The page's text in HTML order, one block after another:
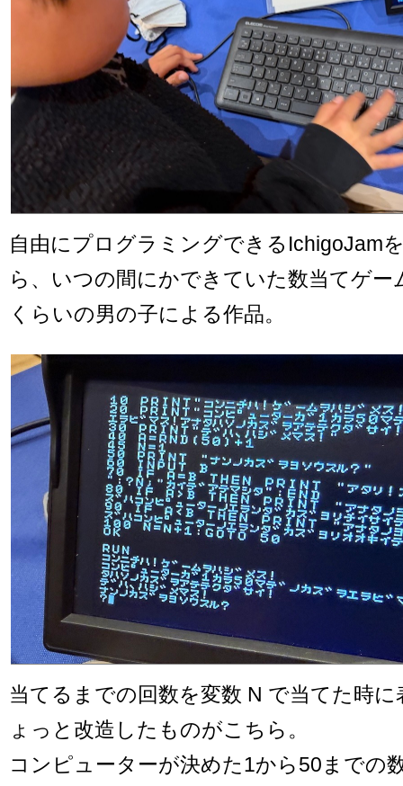
自由にプログラミングできるIchigoJam
ら、いつの間にかできていた数当てゲー
くらいの男の子による作品。
当てるまでの回数を変数 N で当てた時
ょっと改造したものがこちら。
コンピューターが決めた1から50までの